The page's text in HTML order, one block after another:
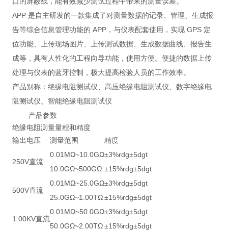
APP 是自主研发的一款集成了对测量数据的记录、管理、生成报
告等综合信息管理功能的 APP，与仪表配套使用，实现 GPS 定
位功能、上传现场图片、上传测试数据、生成数据曲线、报告生
成等，具有人性化的工程向导功能，使用方便。便捷的数据上传
处理与仪表的蓝牙控制，极大提高检验人员的工作效率。
产品别称：绝缘电阻测试仪、高压绝缘电阻测试仪、数字绝缘电
阻测试仪、智能绝缘电阻测试仪
产品参数
绝缘电阻测量量程和精度
输出电压
测量范围 精度
250V直流
0.01MΩ~10.0GΩ±3%rdg±5dgt
10.0GΩ~500GΩ ±15%rdg±5dgt
500V直流
0.01MΩ~25.0GΩ±3%rdg±5dgt
25.0GΩ~1.00TΩ±15%rdg±5dgt
1.00KV直流
0.01MΩ~50.0GΩ±3%rdg±5dgt
50.0GΩ~2.00TΩ±15%rdg±5dgt